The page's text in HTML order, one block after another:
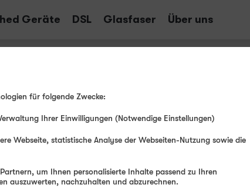
Geräte DSL Glasfaser Über uns
Monatlicher Tarifpreis
Ab2299
€ mtl.
für folgende Zwecke:
Ihrer Einwilligungen (Notwendige Einstellungen)
Webseite, statistische Analyse der Webseiten-Nutzung sowie die
um Ihnen personalisierte Inhalte passend zu Ihren
auszuwerten, nachzuhalten und abzurechnen.